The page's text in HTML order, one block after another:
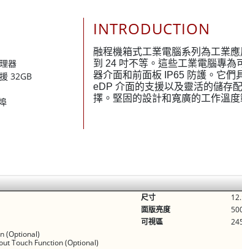
器
32GB
INTRODUCTION
融程機箱式工業電腦系列為工業
到 24 吋不等。這些工業電腦專為
器介面和前面板 IP65 防護。它們
eDP 介面的支援以及靈活的儲存
擇。堅固的設計和寬廣的工作溫
尺寸
面版亮度
可視區
(Optional)
Touch Function (Optional)